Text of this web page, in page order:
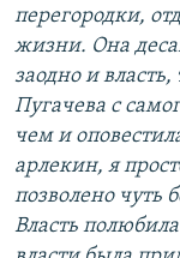
перегородки,
жизни. Она
заодно и
Пугачева с
чем и
арлекин, я
позволено чуть
Власть